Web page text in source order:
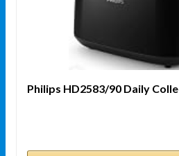
Philips HD2583/90 Daily